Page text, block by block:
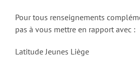
Pour tous renseignements
pas à vous mettre en rapport avec :
Latitude Jeunes Liège